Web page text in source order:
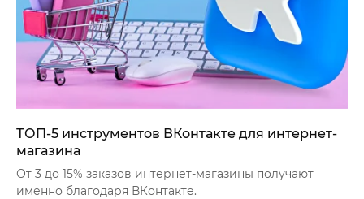
ТОП-5 инструментов ВКонтакте для интернет-
магазина
От 3 до 15% заказов интернет-магазины получают
именно благодаря ВКонтакте.